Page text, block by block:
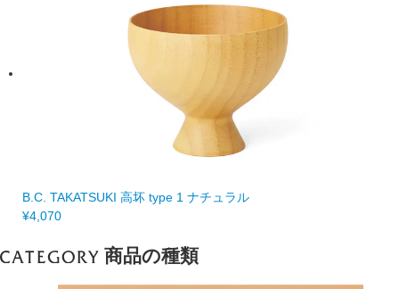
B.C. TAKATSUKI 高坏 type 1 ナチュラル
¥4,070
商品の種類